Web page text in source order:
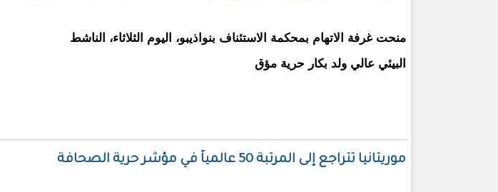
منحت غرفة الاتهام بمحكمة الاستئناف بنواذيبو، اليوم الثلاثاء، الناشط
البيئي عالي ولد بكار حرية مؤق
موريتانيا تتراجع إلى المرتبة 50 عالمياً في مؤشر حرية الصحافة